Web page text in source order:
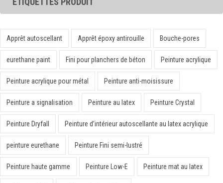
Apprêt autoscellant Apprêt époxy antirouille Bouche-pores
eurethane paint Fini pour planchers de béton Peinture acrylique
Peinture acrylique pour métal Peinture anti-moisissure
Peinture a signalisation Peinture au latex Peinture Crystal
Peinture Dryfall Peinture d’intérieur autoscellante au latex acrylique
peinture eurethane Peinture Fini semi-lustré
Peinture haute gamme Peinture Low-E Peinture mat au latex